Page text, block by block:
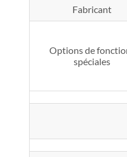
Fabricant
Options de
spéciales